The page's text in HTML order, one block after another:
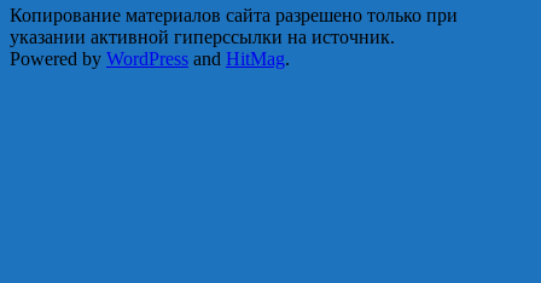
Копирование материалов сайта разрешено только при
указании активной гиперссылки на источник.
Powered by WordPress and HitMag.